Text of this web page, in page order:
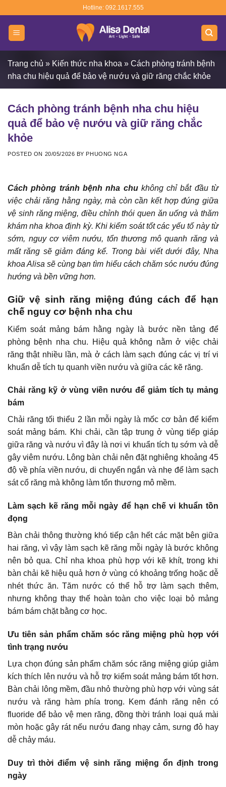
content
Hotline: 092.1617.555
Trang chủ » Kiến thức nha khoa » Cách phòng tránh bệnh
nha chu hiệu quả để bảo vệ nướu và giữ răng chắc khỏe
Cách phòng tránh bệnh nha chu hiệu
quả để bảo vệ nướu và giữ răng chắc
khỏe
POSTED ON 20/05/2026 BY PHUONG NGA
Cách phòng tránh bệnh nha chukhông chỉ bắt đầu từ
việc chải răng hằng ngày, mà còn cần kết hợp đúng giữa
vệ sinh răng miệng, điều chỉnh thói quen ăn uống và thăm
khám nha khoa định kỳ. Khi kiểm soát tốt các yếu tố này từ
sớm, nguy cơ viêm nướu, tổn thương mô quanh răng và
mất răng sẽ giảm đáng kể. Trong bài viết dưới đây, Nha
khoa Alisa sẽ cùng bạn tìm hiểu cách chăm sóc nướu đúng
hướng và bền vững hơn.
Giữ vệ sinh răng miệng đúng cách để hạn
chế nguy cơ bệnh nha chu
Kiểm soát mảng bám hằng ngày là bước nền tảng để
phòng bệnh nha chu. Hiệu quả không nằm ở việc chải
răng thật nhiều lần, mà ở cách làm sạch đúng các vị trí vi
khuẩn dễ tích tụ quanh viền nướu và giữa các kẽ răng.
Chải răng kỹ ở vùng viền nướu để giảm tích tụ mảng
bám
Chải răng tối thiểu 2 lần mỗi ngày là mốc cơ bản để kiểm
soát mảng bám. Khi chải, cần tập trung ở vùng tiếp giáp
giữa răng và nướu vì đây là nơi vi khuẩn tích tụ sớm và dễ
gây viêm nướu. Lông bàn chải nên đặt nghiêng khoảng 45
độ về phía viền nướu, di chuyển ngắn và nhẹ để làm sạch
sát cổ răng mà không làm tổn thương mô mềm.
Làm sạch kẽ răng mỗi ngày để hạn chế vi khuẩn tồn
đọng
Bàn chải thông thường khó tiếp cận hết các mặt bên giữa
hai răng, vì vậy làm sạch kẽ răng mỗi ngày là bước không
nên bỏ qua. Chỉ nha khoa phù hợp với kẽ khít, trong khi
bàn chải kẽ hiệu quả hơn ở vùng có khoảng trống hoặc dễ
nhét thức ăn. Tăm nước có thể hỗ trợ làm sạch thêm,
nhưng không thay thế hoàn toàn cho việc loại bỏ mảng
bám bám chặt bằng cơ học.
Ưu tiên sản phẩm chăm sóc răng miệng phù hợp với
tình trạng nướu
Lựa chọn đúng sản phẩm chăm sóc răng miệng giúp giảm
kích thích lên nướu và hỗ trợ kiểm soát mảng bám tốt hơn.
Bàn chải lông mềm, đầu nhỏ thường phù hợp với vùng sát
nướu và răng hàm phía trong. Kem đánh răng nên có
fluoride để bảo vệ men răng, đồng thời tránh loại quá mài
mòn hoặc gây rát nếu nướu đang nhạy cảm, sưng đỏ hay
dễ chảy máu.
Duy trì thời điểm vệ sinh răng miệng ổn định trong
ngày